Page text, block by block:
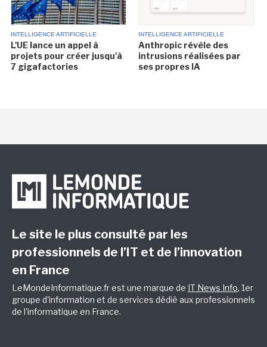
INTELLIGENCE ARTIFICIELLE
L'UE lance un appel à
projets pour créer jusqu'à
7 gigafactories
INTELLIGENCE ARTIFICIELLE
Anthropic révèle des
intrusions réalisées par
ses propres IA
Le site le plus consulté par les
professionnels de l’IT et de l’innovation
en France
LeMondeInformatique.fr est une marque de IT News Info, 1er
groupe d'information et de services dédié aux professionnels
de l'informatique en France.